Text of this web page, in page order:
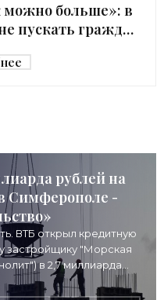
можно больше»: в
пускать граждан
рублей на
Симферополе -
ВТБ открыл кредитную
застройщику "Морская
в 2,7 миллиарда